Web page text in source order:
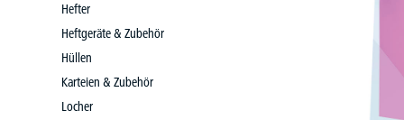
Hefter
Heftgeräte & Zubehör
Hüllen
Karteien & Zubehör
Locher